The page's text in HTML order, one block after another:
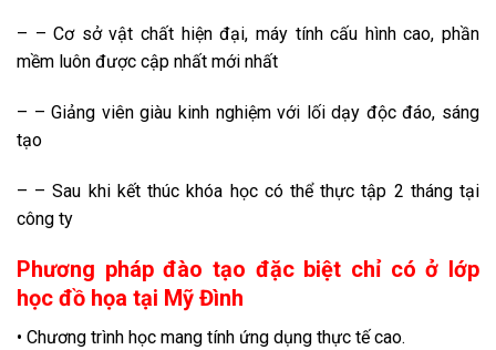
– – Cơ sở vật chất hiện đại, máy tính cấu hình cao, phần
mềm luôn được cập nhất mới nhất
– – Giảng viên giàu kinh nghiệm với lối dạy độc đáo, sáng
tạo
– – Sau khi kết thúc khóa học có thể thực tập 2 tháng tại
công ty
Phương pháp đào tạo đặc biệt chỉ có ở lớp
học đồ họa tại Mỹ Đình
• Chương trình học mang tính ứng dụng thực tế cao.